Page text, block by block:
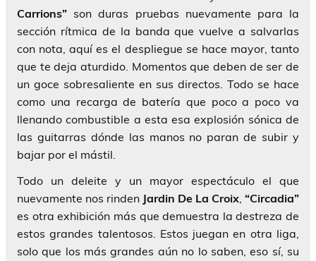
Carrions” son duras pruebas nuevamente para la
sección rítmica de la banda que vuelve a salvarlas
con nota, aquí es el despliegue se hace mayor, tanto
que te deja aturdido. Momentos que deben de ser de
un goce sobresaliente en sus directos. Todo se hace
como una recarga de batería que poco a poco va
llenando combustible a esta esa explosión sónica de
las guitarras dónde las manos no paran de subir y
bajar por el mástil.
Todo un deleite y un mayor espectáculo el que
nuevamente nos rinden Jardin De La Croix, “Circadia”
es otra exhibición más que demuestra la destreza de
estos grandes talentosos. Estos juegan en otra liga,
solo que los más grandes aún no lo saben, eso sí, su